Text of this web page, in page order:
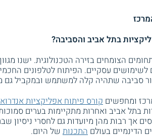
בתל אביב והסביבה?
הצומחים בזירה הטכנולוגית. ישנו
לשימושים עסקיים. הפיתוח לטלפונים
סביבה שתהיה קלה למשתמש ובמקביל גם
ומחפשים קורס פיתוח אפליקציות
בתל אביב ואחרות מתקיימות בערים
אך רבות מהן מיועדות גם לחסרי ניסיון
הדינמיים בעולם התכנות של היום.